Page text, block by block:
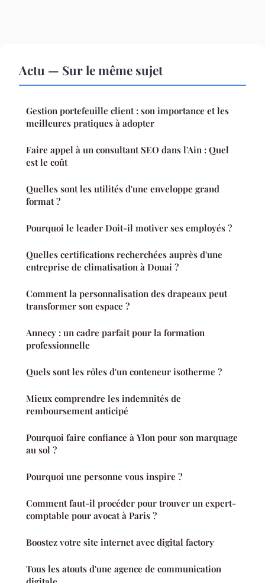
Actu — Sur le même sujet
Gestion portefeuille client : son importance et les
meilleures pratiques à adopter
Faire appel à un consultant SEO dans l'Ain : Quel
est le coût
Quelles sont les utilités d'une enveloppe grand
format ?
Pourquoi le leader Doit-il motiver ses employés ?
Quelles certifications recherchées auprès d'une
entreprise de climatisation à Douai ?
Comment la personnalisation des drapeaux peut
transformer son espace ?
Annecy : un cadre parfait pour la formation
professionnelle
Quels sont les rôles d'un conteneur isotherme ?
Mieux comprendre les indemnités de
remboursement anticipé
Pourquoi faire confiance à Ylon pour son marquage
au sol ?
Pourquoi une personne vous inspire ?
Comment faut-il procéder pour trouver un expert-
comptable pour avocat à Paris ?
Boostez votre site internet avec digital factory
Tous les atouts d'une agence de communication